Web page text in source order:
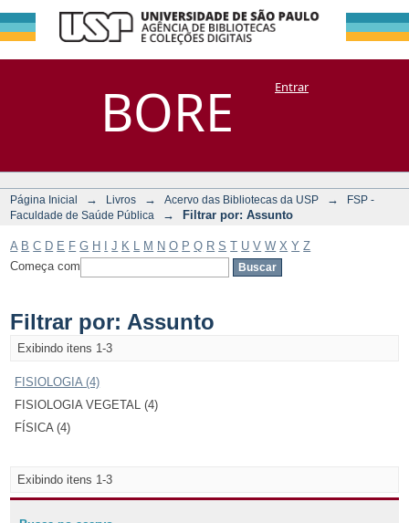
BORE
Filtrar por:
Assunto
DSpace/Manakin + CoriscoEntrar
Página Inicial → Livros → Acervo das Bibliotecas da USP →
FSP -
Faculdade de Saúde Pública
→ Filtrar por: Assunto
A B C D E F G H J K M N O P Q R S T U V W X Y Z
Começa com
Filtrar por: Assunto
Exibindo itens 1-3
FISIOLOGIA (4)
FISIOLOGIA VEGETAL (4)
FÍSICA (4)
Exibindo itens 1-3